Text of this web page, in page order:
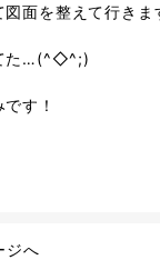
面を整えて行きま
た…(^◇^;)
す！
ジへ